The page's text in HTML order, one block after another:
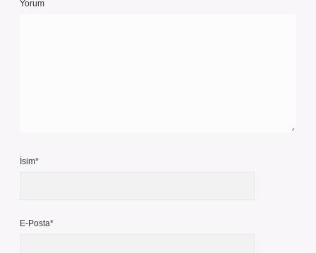
Yorum
İsim*
E-Posta*